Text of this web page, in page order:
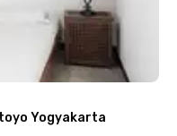
Yogyakarta